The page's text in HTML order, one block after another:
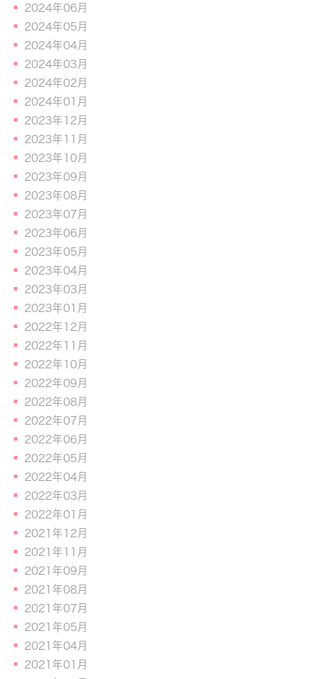
2024年06月
2024年05月
2024年04月
2024年03月
2024年02月
2024年01月
2023年12月
2023年11月
2023年10月
2023年09月
2023年08月
2023年07月
2023年06月
2023年05月
2023年04月
2023年03月
2023年01月
2022年12月
2022年11月
2022年10月
2022年09月
2022年08月
2022年07月
2022年06月
2022年05月
2022年04月
2022年03月
2022年01月
2021年12月
2021年11月
2021年09月
2021年08月
2021年07月
2021年05月
2021年04月
2021年01月